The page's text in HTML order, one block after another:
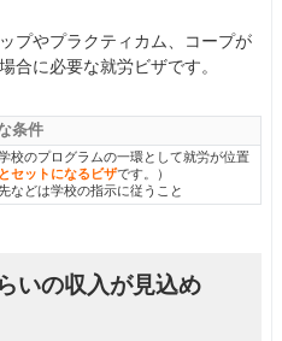
プやプラクティカム、コープが
合に必要な就労ビザです。
条件
校のプログラムの一環として就労が位置
セットになるビザです。）
などは学校の指示に従うこと
いの収入が見込め